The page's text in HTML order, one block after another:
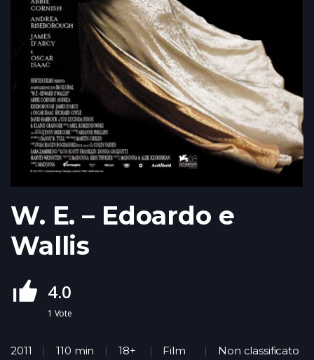
W. E. – Edoardo e
Wallis
4.0
1 Vote
2011 110 min 18+ Film
Non classificato